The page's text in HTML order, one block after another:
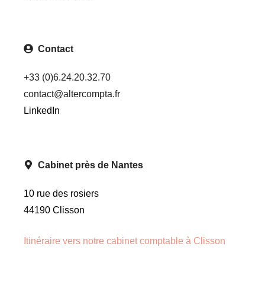
Contact
+33 (0)6.24.20.32.70
contact@altercompta.fr
LinkedIn
Cabinet près de Nantes
10 rue des rosiers
44190 Clisson
Itinéraire vers notre cabinet comptable à Clisson